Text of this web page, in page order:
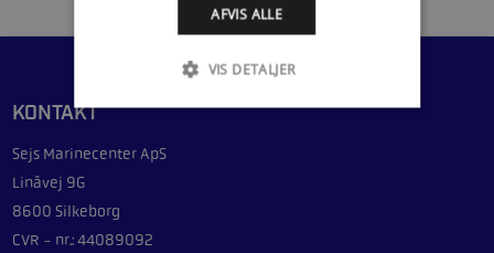
KONTAKT
Sejs Marinecenter ApS
Linåvej 9G
8600 Silkeborg
CVR - nr.: 44089092
AFVIS ALLE
VIS DETALJER